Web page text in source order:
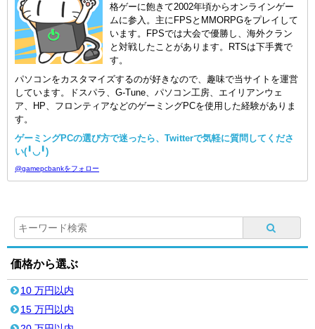
格ゲーに飽きて2002年頃からオンラインゲー
ムに参入。主にFPSとMMORPGをプレイして
います。FPSでは大会で優勝し、海外クラン
と対戦したことがあります。RTSは下手糞で
す。
パソコンをカスタマイズするのが好きなので、趣味で当サイトを運営
しています。ドスパラ、G-Tune、パソコン工房、エイリアンウェ
ア、HP、フロンティアなどのゲーミングPCを使用した経験がありま
す。
ゲーミングPCの選び方で迷ったら、Twitterで気軽に質問してくださ
い(╹◡╹)
@gamepcbankをフォロー
価格から選ぶ
10 万円以内
15 万円以内